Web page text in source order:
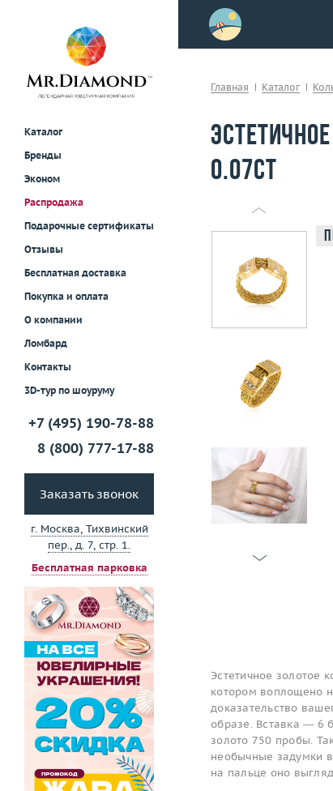
Каталог
Бренды
Эконом
Распродажа
Подарочные сертификаты
Отзывы
Бесплатная доставка
Покупка и оплата
О компании
Ломбард
Контакты
3D-тур по шоуруму
+7 (495) 190-78-88
8 (800) 777-17-88
Заказать звонок
г. Москва, Тихвинский
пер., д. 7, стр. 1.
Бесплатная парковка
примерки!
Главная Каталог
0.07ct
Эстетичное золотое
котором воплощено
доказательство
образе. Вставка — 6
золото 750 пробы.
необычные задумки
на пальце оно